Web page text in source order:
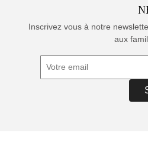
Inscrivez vous à notre
aux